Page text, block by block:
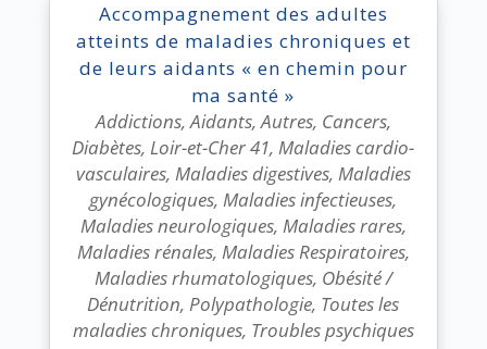
Accompagnement des adultes
atteints de maladies chroniques et
de leurs aidants « en chemin pour
ma santé »
Addictions,Aidants,Autres, Cancers,
Diabètes,Loir-et-Cher 41,Maladies cardio-
vasculaires, Maladies digestives, Maladies
gynécologiques,Maladies infectieuses,
Maladies neurologiques, Maladies rares,
Maladies rénales, Maladies Respiratoires,
Maladies rhumatologiques, Obésité /
Dénutrition,Polypathologie, Toutes les
maladies chroniques, Troubles psychiques